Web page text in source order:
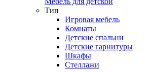
Тип
Игровая мебель
Комнаты
Детские спальни
Детские гарнитуры
Шкафы
Стеллажи